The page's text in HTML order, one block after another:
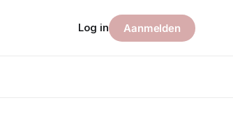
Log in Aanmelden